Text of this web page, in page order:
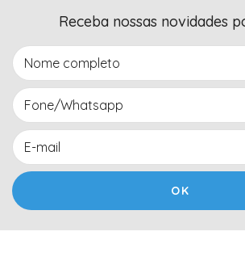
Receba nossas novidades